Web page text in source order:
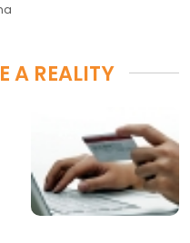
A REALITY